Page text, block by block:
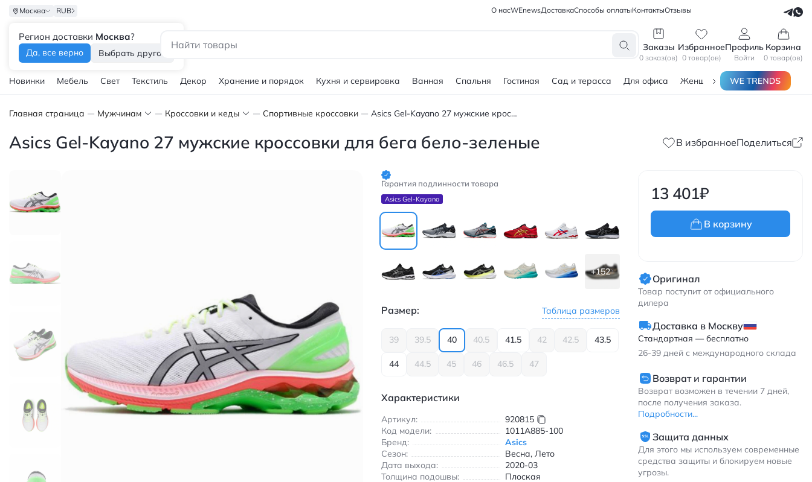
Москва
Регион доставки Москва?
Да, все верно Выбрать другой
RUB О насWEnewsДоставкаСпособы оплатыКонтактыОтзывы
Заказы
0 заказ(ов)
Избранное
0 товар(ов)
Профиль
Войти
Корзина
0 товар(ов)
Новинки Мебель Свет Текстиль Декор Хранение и порядок Кухня и сервировка Ванная Спальня Гостиная Сад и терасса Для офиса Женщинам Мужчинам
Главная страница Мужчинам Кроссовки и кеды Спортивные кроссовки Asics Gel-Kayano 27 мужские кроссовки для бега бело-зеленые
Asics Gel-Kayano 27 мужские кроссовки для бега бело-зеленые В избранноеПоделиться
Гарантия подлинности товара
Asics Gel-Kayano
+152
Размер: Таблица размеров
39 39.5 40 40.5 41.5 42 42.5 43.5
44 44.5 45 46 46.5 47
Характеристики
Артикул:
920815
Код модели:
1011A885-100
Бренд:
Asics
Сезон:
Весна, Лето
Дата выхода:
2020-03
Толщина подошвы:
Плоская
13 401₽
В корзину
Оригинал
Товар поступит от официального
дилера
Доставка в Москву
Стандартная — бесплатно
26-39 дней с международного склада
Возврат и гарантии
Возврат возможен в течении 7 дней,
после получения заказа.
Подробности...
Защита данных
Для этого мы используем современные
средства защиты и блокируем новые
угрозы.